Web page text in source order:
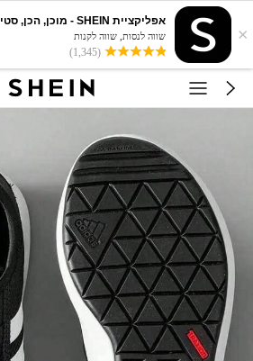
×
אפליקציית SHEIN - מוכן, הכן, סטייל!
שווה לנסות, שווה לקנות
(1,345)